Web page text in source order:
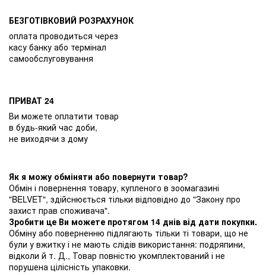
БЕЗГОТІВКОВИЙ РОЗРАХУНОК
оплата проводиться через
касу банку або термінал
самообслуговування
ПРИВАТ 24
Ви можете оплатити товар
в будь-який час доби,
не виходячи з дому
Як я можу обміняти або повернути товар?
Обмін і повернення товару, купленого в зоомагазині
"BELVET", здійснюється тільки відповідно до "Закону про
захист прав споживача".
Зробити це Ви можете протягом 14 днів від дати покупки.
Обміну або поверненню підлягають тільки ті товари, що не
були у вжитку і не мають слідів використання: подряпини,
відколи й т. Д., Товар повністю укомплектований і не
порушена цілісність упаковки.